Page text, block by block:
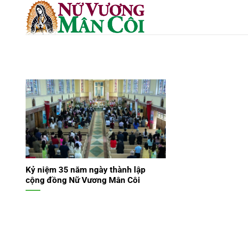
content
Kỷ niệm 35 năm ngày thành lập
cộng đồng Nữ Vương Mân Côi